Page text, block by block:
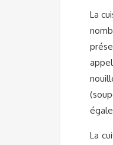
La
La